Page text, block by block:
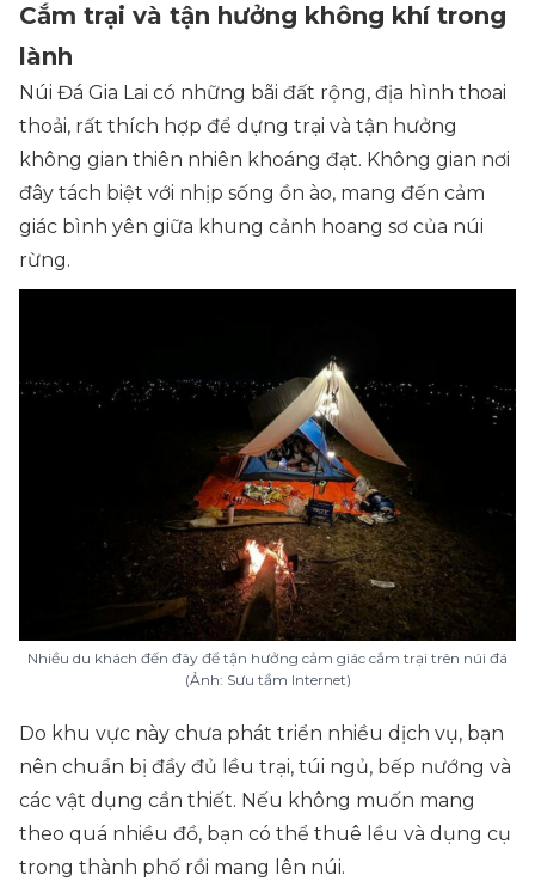
Cắm trại và tận hưởng không khí trong
lành
Núi Đá Gia Lai có những bãi đất rộng, địa hình thoai
thoải, rất thích hợp để dựng trại và tận hưởng
không gian thiên nhiên khoáng đạt. Không gian nơi
đây tách biệt với nhịp sống ồn ào, mang đến cảm
giác bình yên giữa khung cảnh hoang sơ của núi
rừng.
Nhiều du khách đến đây để tận hưởng cảm giác cắm trại trên núi đá
(Ảnh: Sưu tầm Internet)
Do khu vực này chưa phát triển nhiều dịch vụ, bạn
nên chuẩn bị đầy đủ lều trại, túi ngủ, bếp nướng và
các vật dụng cần thiết. Nếu không muốn mang
theo quá nhiều đồ, bạn có thể thuê lều và dụng cụ
trong thành phố rồi mang lên núi.